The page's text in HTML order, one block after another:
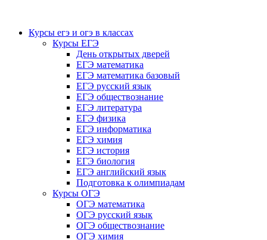
Курсы егэ и огэ в классах
Курсы ЕГЭ
День открытых дверей
ЕГЭ математика
ЕГЭ математика базовый
ЕГЭ русский язык
ЕГЭ обществознание
ЕГЭ литература
ЕГЭ физика
ЕГЭ информатика
ЕГЭ химия
ЕГЭ история
ЕГЭ биология
ЕГЭ английский язык
Подготовка к олимпиадам
Курсы ОГЭ
ОГЭ математика
ОГЭ русский язык
ОГЭ обществознание
ОГЭ химия